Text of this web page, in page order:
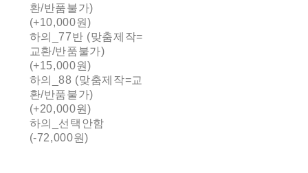
환/반품불가)
(+10,000원)
하의_77반 (맞춤제작=
교환/반품불가)
(+15,000원)
하의_88 (맞춤제작=교
환/반품불가)
(+20,000원)
하의_선택안함
(-72,000원)